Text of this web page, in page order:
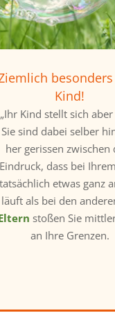
Kind!
„Ihr Kind stellt sich aber
Sie sind dabei selber
her gerissen zwischen
Eindruck, dass bei
tatsächlich etwas ganz
läuft als bei den
stoßen Sie
an Ihre Grenzen.